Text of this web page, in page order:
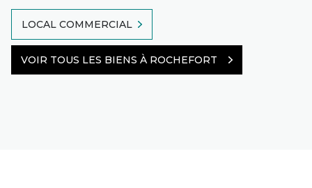
LOCAL COMMERCIAL
VOIR TOUS LES BIENS À ROCHEFORT